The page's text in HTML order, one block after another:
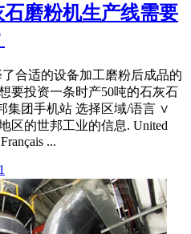
磨粉机生产线需要
合适的设备加工磨粉后成品的
要投资一条时产50吨的石灰石
集团手机站 选择区域/语言 ∨
区的世邦工业的信息. United
...